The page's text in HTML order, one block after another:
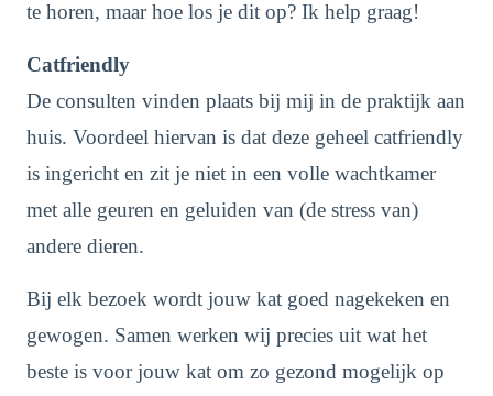
te horen, maar hoe los je dit op? Ik help graag!
Catfriendly
De consulten vinden plaats bij mij in de praktijk aan
huis. Voordeel hiervan is dat deze geheel catfriendly
is ingericht en zit je niet in een volle wachtkamer
met alle geuren en geluiden van (de stress van)
andere dieren.
Bij elk bezoek wordt jouw kat goed nagekeken en
gewogen. Samen werken wij precies uit wat het
beste is voor jouw kat om zo gezond mogelijk op